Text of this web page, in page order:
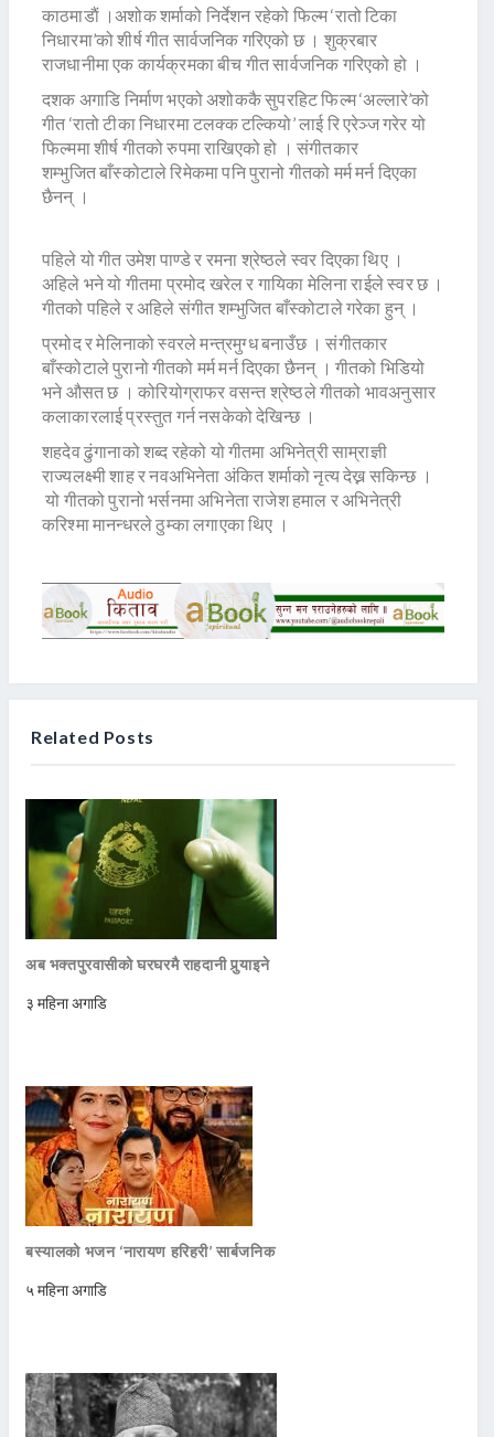
काठमाडाैं ।अशोक शर्माको निर्देशन रहेको फिल्म ‘रातो टिका
निधारमा’को शीर्ष गीत सार्वजनिक गरिएको छ । शुक्रबार
राजधानीमा एक कार्यक्रमका बीच गीत सार्वजनिक गरिएको हो ।
दशक अगाडि निर्माण भएको अशोककै सुपरहिट फिल्म ‘अल्लारे’को
गीत ‘रातो टीका निधारमा टलक्क टल्कियो’ लाई रि एरेञ्ज गरेर यो
फिल्ममा शीर्ष गीतको रुपमा राखिएको हो । संगीतकार
शम्भुजित बाँस्कोटाले रिमेकमा पनि पुरानो गीतको मर्म मर्न दिएका
छैनन् ।
पहिले यो गीत उमेश पाण्डे र रमना श्रेष्ठले स्वर दिएका थिए ।
अहिले भने यो गीतमा प्रमोद खरेल र गायिका मेलिना राईले स्वर छ ।
गीतको पहिले र अहिले संगीत शम्भुजित बाँस्कोटाले गरेका हुन् ।
प्रमोद र मेलिनाको स्वरले मन्त्रमुग्ध बनाउँछ । संगीतकार
बाँस्कोटाले पुरानो गीतको मर्म मर्न दिएका छैनन् । गीतको भिडियो
भने औसत छ । कोरियोग्राफर वसन्त श्रेष्ठले गीतको भावअनुसार
कलाकारलाई प्रस्तुत गर्न नसकेको देखिन्छ ।
शहदेव ढुंगानाको शब्द रहेको यो गीतमा अभिनेत्री साम्राज्ञी
राज्यलक्ष्मी शाह र नवअभिनेता अंकित शर्माको नृत्य देख्न सकिन्छ ।
यो गीतको पुरानो भर्सनमा अभिनेता राजेश हमाल र अभिनेत्री
करिश्मा मानन्धरले ठुम्का लगाएका थिए ।
Related Posts
अब भक्तपुरवासीको घरघरमै राहदानी पुर्‍याइने
३ महिना अगाडि
बस्यालको भजन ‘नारायण हरिहरी’ सार्बजनिक
५ महिना अगाडि